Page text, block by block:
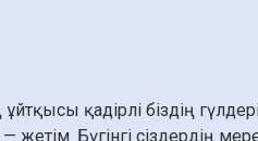
қадірлі біздің
Бүгінгі сіздердің